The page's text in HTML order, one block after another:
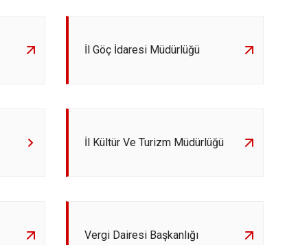
İl Göç İdaresi Müdürlüğü
İl Kültür Ve Turizm Müdürlüğü
Vergi Dairesi Başkanlığı